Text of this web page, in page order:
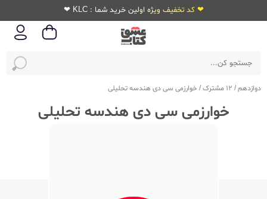
❤ کد تخفیف ویژه اولین خرید شما : KLC ❤
دوازدهم/ 12 مشترک / خوارزمی سی دی هندسه تحلیلی
خوارزمی سی دی هندسه تحلیلی